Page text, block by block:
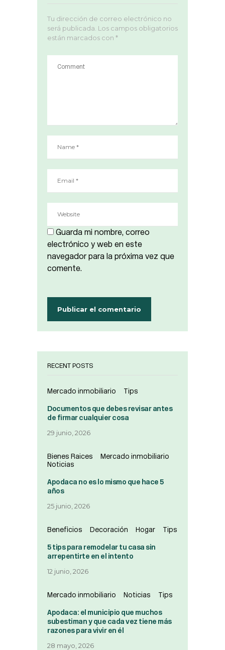
Tu dirección de correo electrónico no
será publicada. Los campos obligatorios
están marcados con *
Guarda mi nombre, correo
electrónico y web en este
navegador para la próxima vez que
comente.
RECENT POSTS
Mercado inmobiliario Tips
Documentos que debes revisar antes
de firmar cualquier cosa
29 junio, 2026
Bienes Raices
Mercado inmobiliario
Noticias
Apodaca no es lo mismo que hace 5
años
25 junio, 2026
Beneficios Decoración Hogar Tips
5 tips para remodelar tu casa sin
arrepentirte en el intento
12 junio, 2026
Mercado inmobiliario Noticias Tips
Apodaca: el municipio que muchos
subestiman y que cada vez tiene más
razones para vivir en él
28 mayo, 2026